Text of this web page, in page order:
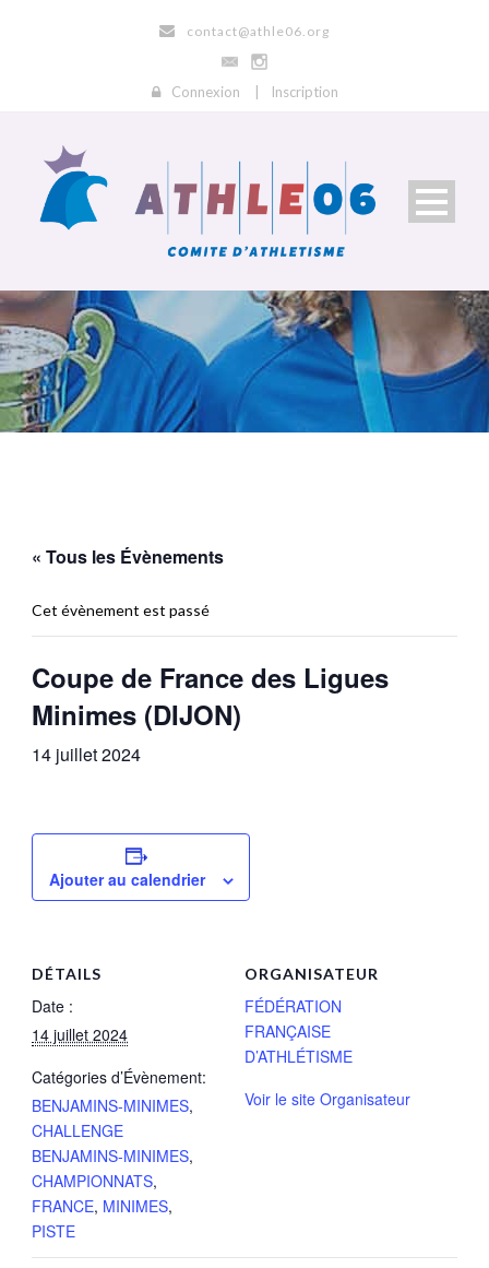
contact@athle06.org
Connexion Inscription
« Tous les Évènements
Cet évènement est passé
Coupe de France des Ligues
Minimes (DIJON)
14 juillet 2024
Ajouter au calendrier
DÉTAILS
Date :
14 juillet 2024
Catégories d’Évènement:
BENJAMINS-MINIMES,
CHALLENGE
BENJAMINS-MINIMES,
CHAMPIONNATS,
FRANCE, MINIMES,
PISTE
ORGANISATEUR
FÉDÉRATION
FRANÇAISE
D’ATHLÉTISME
Voir le site Organisateur